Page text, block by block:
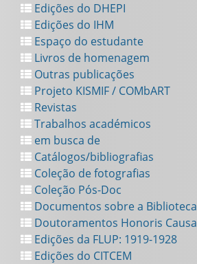
Edições do DHEPI
Edições do IHM
Espaço do estudante
Livros de homenagem
Outras publicações
Projeto KISMIF / COMbART
Revistas
Trabalhos académicos
em busca de
Catálogos/bibliografias
Coleção de fotografias
Coleção Pós-Doc
Documentos sobre a Biblioteca
Doutoramentos Honoris Causa
Edições da FLUP: 1919-1928
Edições do CITCEM